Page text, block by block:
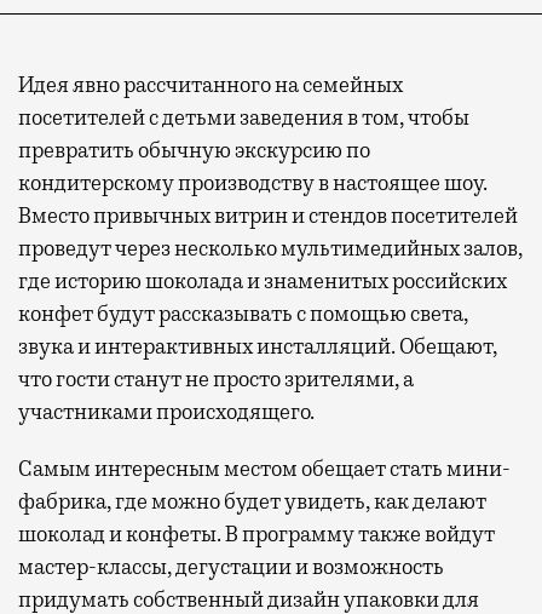
Идея явно рассчитанного на семейных
посетителей с детьми заведения в том, чтобы
превратить обычную экскурсию по
кондитерскому производству в настоящее шоу.
Вместо привычных витрин и стендов посетителей
проведут через несколько мультимедийных залов,
где историю шоколада и знаменитых российских
конфет будут рассказывать с помощью света,
звука и интерактивных инсталляций. Обещают,
что гости станут не просто зрителями, а
участниками происходящего.
Самым интересным местом обещает стать мини-
фабрика, где можно будет увидеть, как делают
шоколад и конфеты. В программу также войдут
мастер-классы, дегустации и возможность
придумать собственный дизайн упаковки для